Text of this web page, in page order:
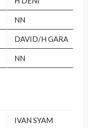
NN
DAVID/H GARA
NN
IVAN SYAM